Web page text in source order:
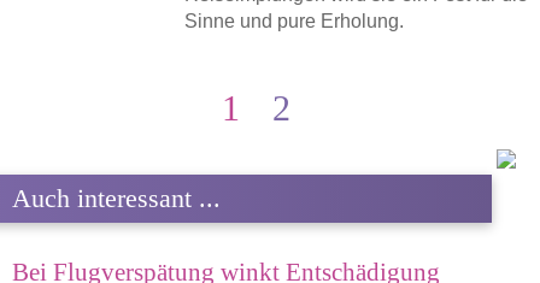
Sinne und pure Erholung.
1 2
Auch interessant ...
Bei Flugverspätung winkt Entschädigung